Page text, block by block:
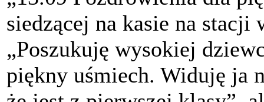
siedzącej na kasie na stacji
„Poszukuję wysokiej
piękny uśmiech. Widuję ja